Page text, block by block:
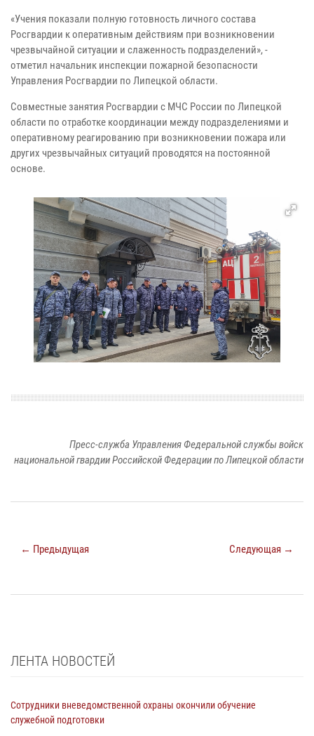
«Учения показали полную готовность личного состава
Росгвардии к оперативным действиям при возникновении
чрезвычайной ситуации и слаженность подразделений», -
отметил начальник инспекции пожарной безопасности
Управления Росгвардии по Липецкой области.
Совместные занятия Росгвардии с МЧС России по Липецкой
области по отработке координации между подразделениями и
оперативному реагированию при возникновении пожара или
других чрезвычайных ситуаций проводятся на постоянной
основе.
Пресс-служба Управления Федеральной службы войск
национальной гвардии Российской Федерации по Липецкой области
← Предыдущая Следующая →
ЛЕНТА НОВОСТЕЙ
Сотрудники вневедомственной охраны окончили обучение
служебной подготовки